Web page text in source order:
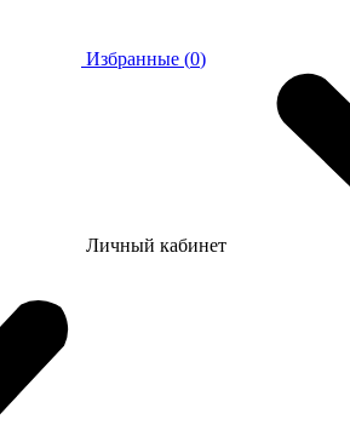
Избранные (0)
Личный кабинет